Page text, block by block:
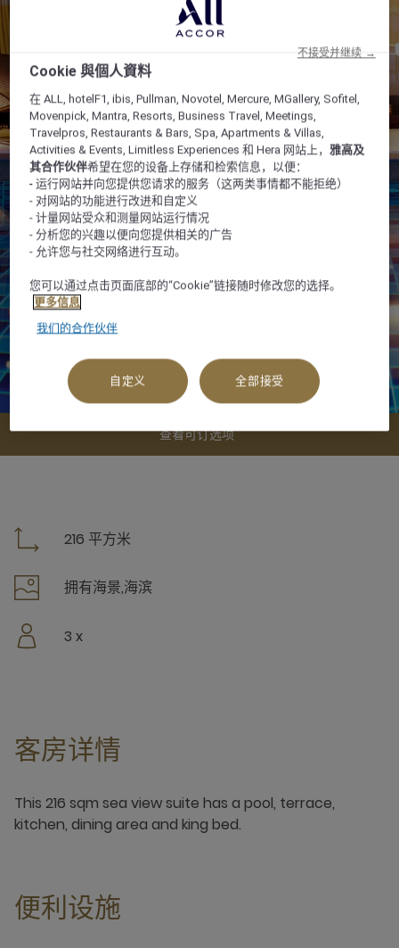
查看可订选项
216 平方米
拥有海景,海滨
3 x
客房详情
This 216 sqm sea view suite has a pool, terrace,
kitchen, dining area and king bed.
便利设施
Cookie 與個人資料
在 ALL, hotelF1, ibis, Pullman, Novotel, Mercure, MGallery, Sofitel,
Movenpick, Mantra, Resorts, Business Travel, Meetings,
Travelpros, Restaurants & Bars, Spa, Apartments & Villas,
Activities & Events, Limitless Experiences 和 Hera 网站上，雅高及
其合作伙伴希望在您的设备上存储和检索信息，以便：
- 运行网站并向您提供您请求的服务（这两类事情都不能拒绝）
- 对网站的功能进行改进和自定义
- 计量网站受众和测量网站运行情况
- 分析您的兴趣以便向您提供相关的广告
- 允许您与社交网络进行互动。
您可以通过点击页面底部的“Cookie”链接随时修改您的选择。
更多信息
我们的合作伙伴
自定义 全部接受
不接受并继续 →